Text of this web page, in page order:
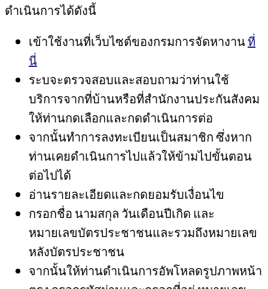
ดำเนินการได้ดังนี้
เข้าใช้งานที่เว็บไซต์ของกรมการจัดหางานที่
นี่
ระบจะตรวจสอบและสอบถามว่าท่านใช้
บริการจากที่บ้านหรือที่สำนักงานประกันสังคม
ให้ท่านกดเลือกและกดดำเนินการต่อ
จากนั้นทำการลงทะเบียนเป็นสมาชิก ซึ่งหาก
ท่านเคยดำเนินการไปแล้วให้ข้ามไปขั้นตอน
ต่อไปได้
อ่านรายละเอียดและกดยอมรับเงื่อนไข
กรอกชื่อ นามสกุล วันเดือนปีเกิด และ
หมายเลขบัตรประชาชนและรวมถึงหมายเลข
หลังบัตรประชาชน
จากนั้นให้ท่านดำเนินการอัพโหลดรูปภาพหน้า